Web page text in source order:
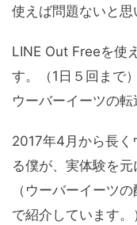
使えば問題ないと思
LINE Out Freeを使
す。（1日５回まで）
ウーバーイーツの転
2017年4月から長く
る僕が、実体験を元
（ウーバーイーツ
で紹介しています。